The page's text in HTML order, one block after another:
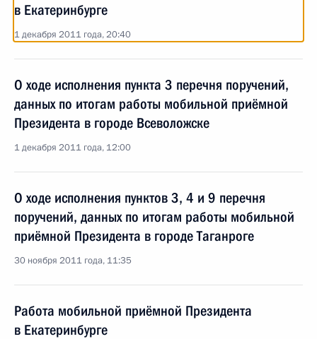
в Екатеринбурге
1 декабря 2011 года, 20:40
О ходе исполнения пункта 3 перечня поручений,
данных по итогам работы мобильной приёмной
Президента в городе Всеволожске
1 декабря 2011 года, 12:00
О ходе исполнения пунктов 3, 4 и 9 перечня
поручений, данных по итогам работы мобильной
приёмной Президента в городе Таганроге
30 ноября 2011 года, 11:35
Работа мобильной приёмной Президента
в Екатеринбурге